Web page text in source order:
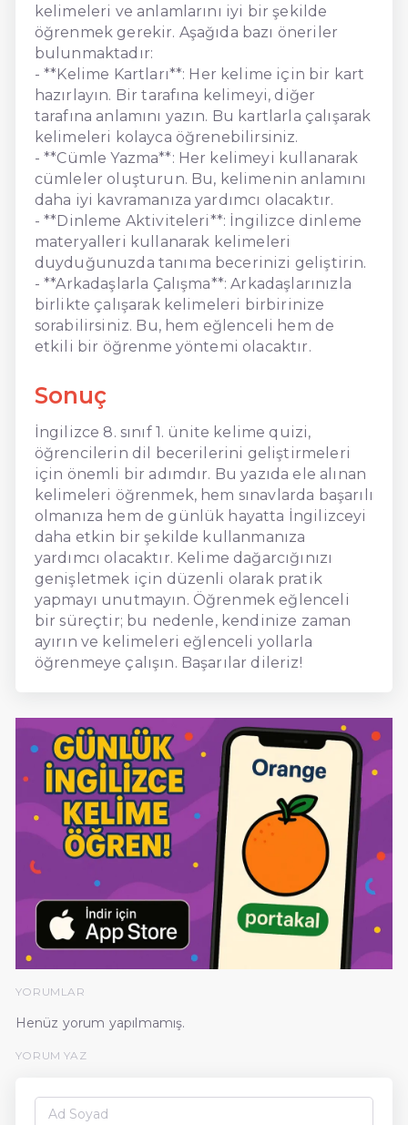
kelimeleri ve anlamlarını iyi bir şekilde
öğrenmek gerekir. Aşağıda bazı öneriler
bulunmaktadır:
- **Kelime Kartları**: Her kelime için bir kart
hazırlayın. Bir tarafına kelimeyi, diğer
tarafına anlamını yazın. Bu kartlarla çalışarak
kelimeleri kolayca öğrenebilirsiniz.
- **Cümle Yazma**: Her kelimeyi kullanarak
cümleler oluşturun. Bu, kelimenin anlamını
daha iyi kavramanıza yardımcı olacaktır.
- **Dinleme Aktiviteleri**: İngilizce dinleme
materyalleri kullanarak kelimeleri
duyduğunuzda tanıma becerinizi geliştirin.
- **Arkadaşlarla Çalışma**: Arkadaşlarınızla
birlikte çalışarak kelimeleri birbirinize
sorabilirsiniz. Bu, hem eğlenceli hem de
etkili bir öğrenme yöntemi olacaktır.
Sonuç
İngilizce 8. sınıf 1. ünite kelime quizi,
öğrencilerin dil becerilerini geliştirmeleri
için önemli bir adımdır. Bu yazıda ele alınan
kelimeleri öğrenmek, hem sınavlarda başarılı
olmanıza hem de günlük hayatta İngilizceyi
daha etkin bir şekilde kullanmanıza
yardımcı olacaktır. Kelime dağarcığınızı
genişletmek için düzenli olarak pratik
yapmayı unutmayın. Öğrenmek eğlenceli
bir süreçtir; bu nedenle, kendinize zaman
ayırın ve kelimeleri eğlenceli yollarla
öğrenmeye çalışın. Başarılar dileriz!
YORUMLAR
Henüz yorum yapılmamış.
YORUM YAZ